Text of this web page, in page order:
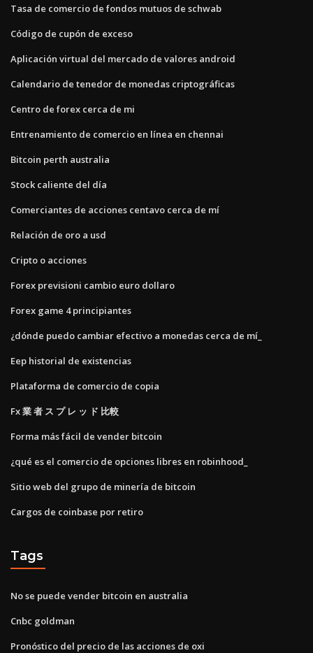
Tasa de comercio de fondos mutuos de schwab
Código de cupón de exceso
Aplicación virtual del mercado de valores android
Calendario de tenedor de monedas criptográficas
Centro de forex cerca de mi
Entrenamiento de comercio en línea en chennai
Bitcoin perth australia
Stock caliente del día
Comerciantes de acciones centavo cerca de mí
Relación de oro a usd
Cripto o acciones
Forex previsioni cambio euro dollaro
Forex game 4 principiantes
¿dónde puedo cambiar efectivo a monedas cerca de mí_
Eep historial de existencias
Plataforma de comercio de copia
Fx 業 者 ス プ レ ッ ド 比較
Forma más fácil de vender bitcoin
¿qué es el comercio de opciones libres en robinhood_
Sitio web del grupo de minería de bitcoin
Cargos de coinbase por retiro
Tags
No se puede vender bitcoin en australia
Cnbc goldman
Pronóstico del precio de las acciones de oxi